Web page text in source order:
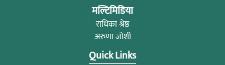
मल्टिमिडिया
राधिका श्रेष्ठ
अरुणा जोशी
Quick Links